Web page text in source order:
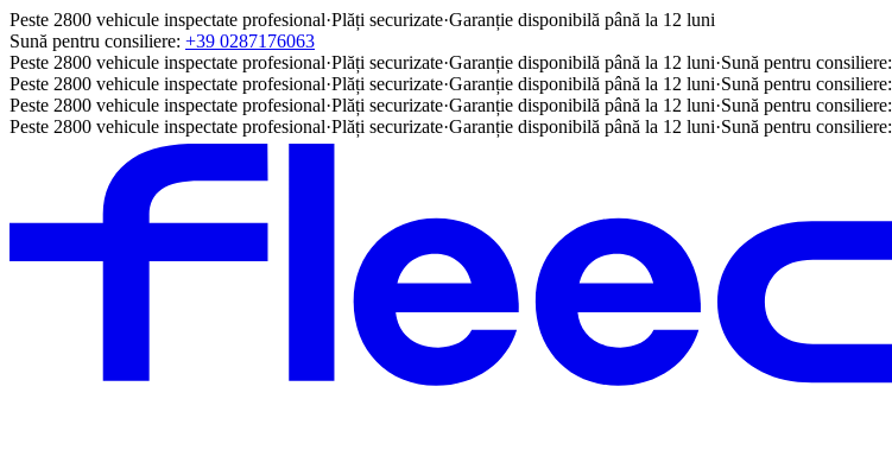
Peste 2800 vehicule inspectate profesional·Plăți securizate·Garanție disponibilă până la 12 luni
Sună pentru consiliere: +39 0287176063
Peste 2800 vehicule inspectate profesional·Plăți securizate·Garanție disponibilă până la 12 luni·Sună pentru consiliere:
Peste 2800 vehicule inspectate profesional·Plăți securizate·Garanție disponibilă până la 12 luni·Sună pentru consiliere:
Peste 2800 vehicule inspectate profesional·Plăți securizate·Garanție disponibilă până la 12 luni·Sună pentru consiliere:
Peste 2800 vehicule inspectate profesional·Plăți securizate·Garanție disponibilă până la 12 luni·Sună pentru consiliere: